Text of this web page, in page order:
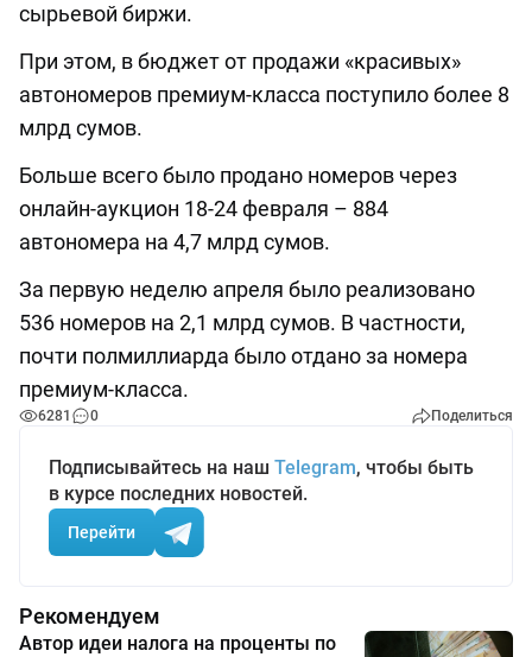
сырьевой биржи.
При этом, в бюджет от продажи «красивых»
автономеров премиум-класса поступило более 8
млрд сумов.
Больше всего было продано номеров через
онлайн-аукцион 18-24 февраля – 884
автономера на 4,7 млрд сумов.
За первую неделю апреля было реализовано
536 номеров на 2,1 млрд сумов. В частности,
почти полмиллиарда было отдано за номера
премиум-класса.
6281 0 Поделиться
Подписывайтесь на наш Telegram, чтобы быть
в курсе последних новостей.
Перейти
Рекомендуем
Автор идеи налога на проценты по